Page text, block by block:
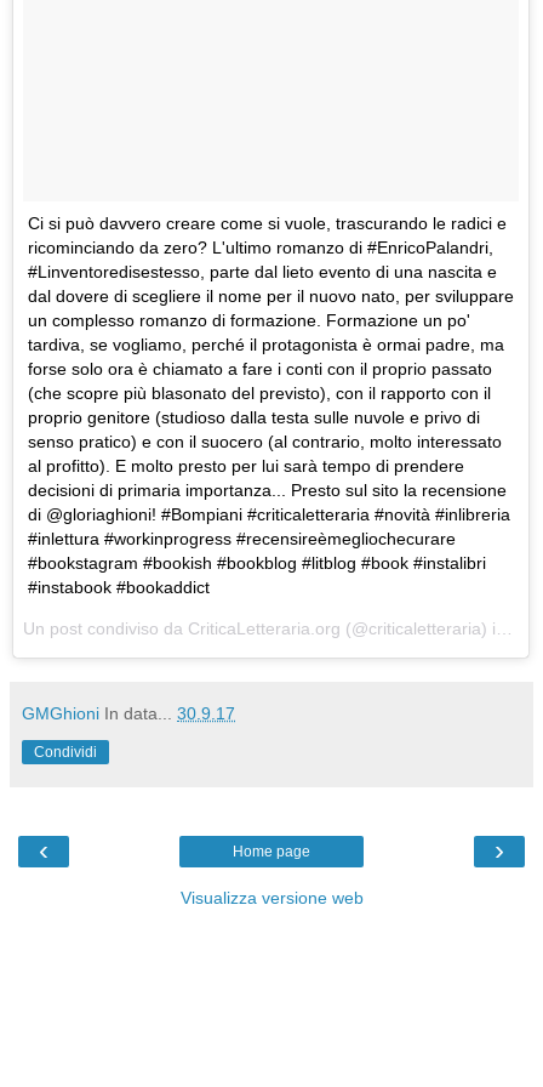
Ci si può davvero creare come si vuole, trascurando le radici e
ricominciando da zero? L'ultimo romanzo di #EnricoPalandri,
#Linventoredisestesso, parte dal lieto evento di una nascita e
dal dovere di scegliere il nome per il nuovo nato, per sviluppare
un complesso romanzo di formazione. Formazione un po'
tardiva, se vogliamo, perché il protagonista è ormai padre, ma
forse solo ora è chiamato a fare i conti con il proprio passato
(che scopre più blasonato del previsto), con il rapporto con il
proprio genitore (studioso dalla testa sulle nuvole e privo di
senso pratico) e con il suocero (al contrario, molto interessato
al profitto). E molto presto per lui sarà tempo di prendere
decisioni di primaria importanza... Presto sul sito la recensione
di @gloriaghioni! #Bompiani #criticaletteraria #novità #inlibreria
#inlettura #workinprogress #recensireèmegliochecurare
#bookstagram #bookish #bookblog #litblog #book #instalibri
#instabook #bookaddict
Un post condiviso da CriticaLetteraria.org (@criticaletteraria) in data:
GMGhioni In data... 30.9.17
Condividi
‹ ›
Home page
Visualizza versione web